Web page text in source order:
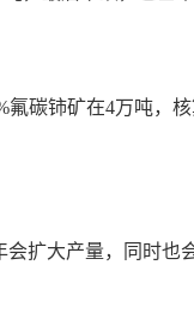
碳铈矿在4万吨，
扩大产量，同时也